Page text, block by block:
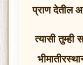
प्राण देतील
त्यासी तुम्ही